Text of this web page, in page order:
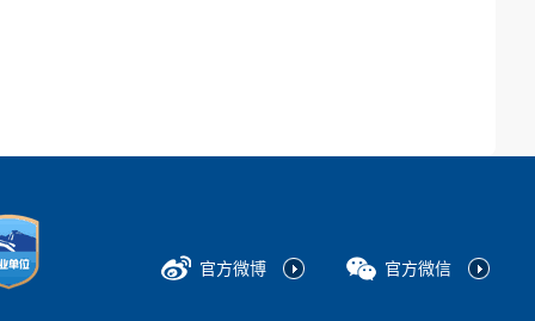
官方微博 官方微信